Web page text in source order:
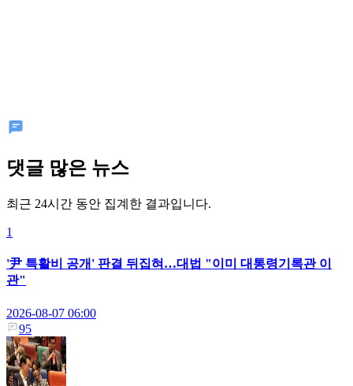
댓글 많은 뉴스
최근 24시간 동안 집계한 결과입니다.
1
'尹 특활비 공개' 판결 뒤집혀…대법 "이미 대통령기록관 이
관"
2026-08-07 06:00
95